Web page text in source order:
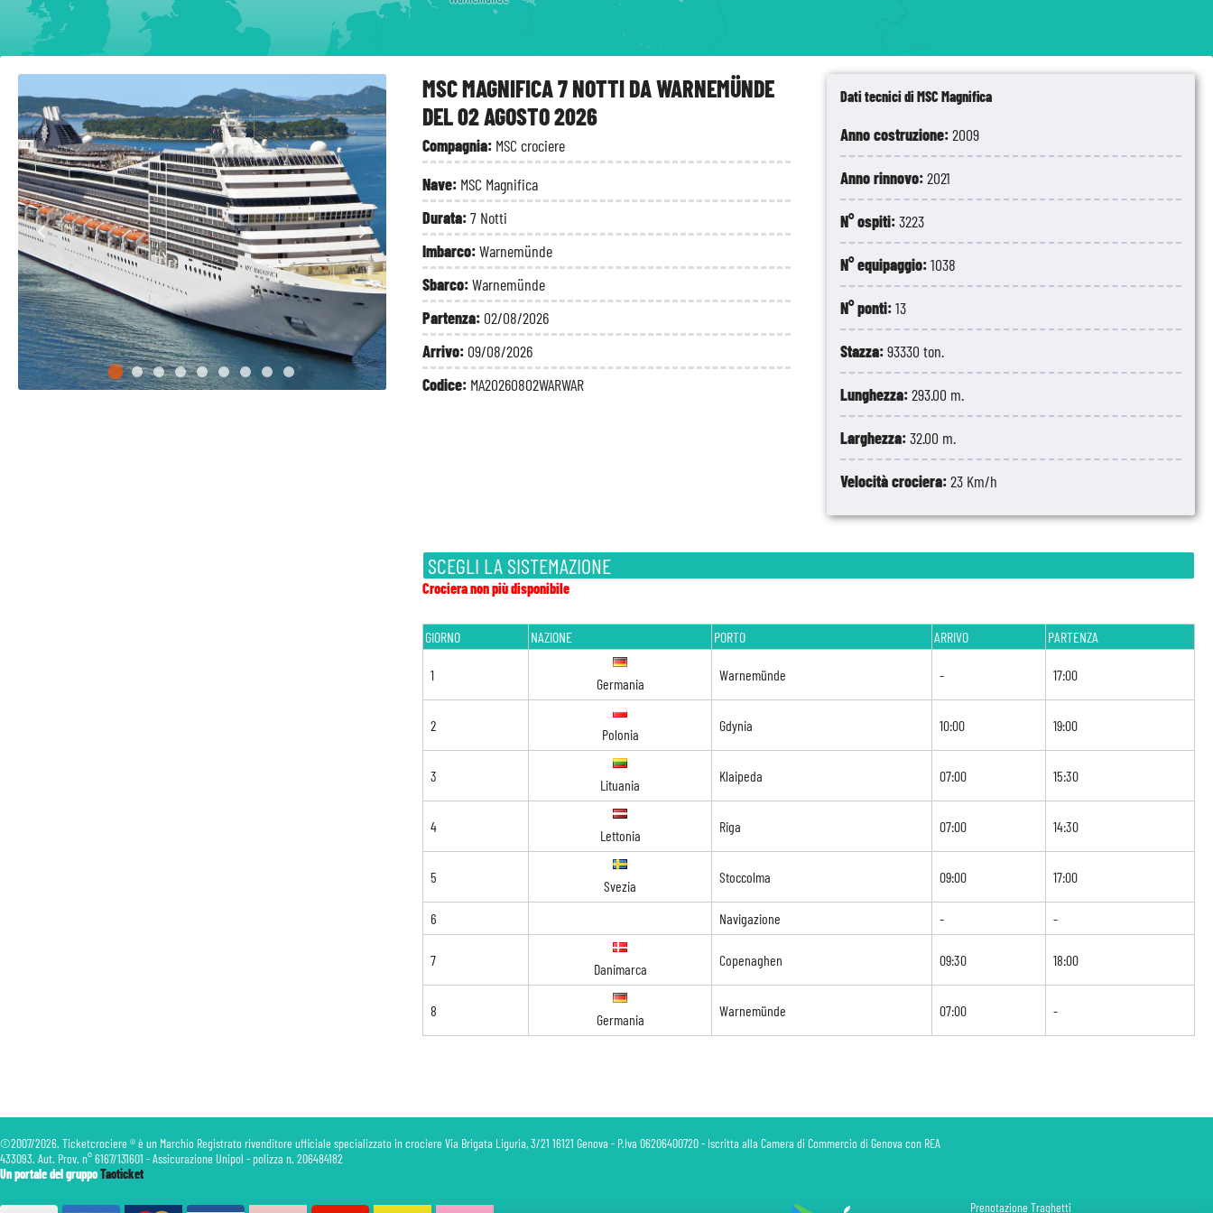
MSC MAGNIFICA 7 NOTTI DA WARNEMÜNDE
DEL 02 AGOSTO 2026
Compagnia: MSC crociere
Nave: MSC Magnifica
Durata:7 Notti
Imbarco:Warnemünde
Sbarco:Warnemünde
Partenza: 02/08/2026
Arrivo: 09/08/2026
Codice: MA20260802WARWAR
Dati tecnici di MSC Magnifica
Anno costruzione:2009
Anno rinnovo:2021
N° ospiti:3223
N° equipaggio:1038
N° ponti:13
Stazza:93330 ton.
Lunghezza:293.00 m.
Larghezza:32.00 m.
Velocità crociera:23 Km/h
SCEGLI LA SISTEMAZIONE
Crociera non più disponibile
GIORNO NAZIONE PORTO ARRIVO PARTENZA
1
Germania
Warnemünde - 17:00
2
Polonia
Gdynia 10:00 19:00
3
Lituania
Klaipeda 07:00 15:30
4
Lettonia
Riga 07:00 14:30
5
Svezia
Stoccolma 09:00 17:00
6 Navigazione - -
7
Danimarca
Copenaghen 09:30 18:00
8
Germania
Warnemünde 07:00 -
©2007/2026. Ticketcrociere ® è un Marchio Registrato rivenditore ufficiale specializzato in crociere Via Brigata Liguria, 3/21 16121 Genova - P.Iva 06206400720 - Iscritta alla Camera di Commercio di Genova con REA
433093. Aut. Prov. n° 6167/131601 - Assicurazione Unipol - polizza n. 206484182
Un portale del gruppoTaoticket
Prenotazione Traghetti